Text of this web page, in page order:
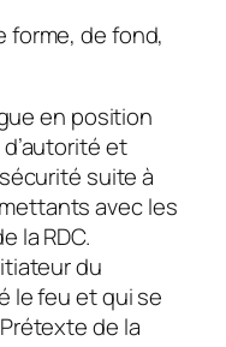
forme, de fond,
en position
et
suite à
avec les
la RDC.
du
le feu et qui se
de la